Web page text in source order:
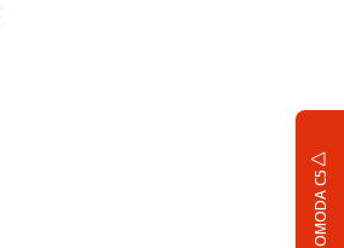
OMODA C5